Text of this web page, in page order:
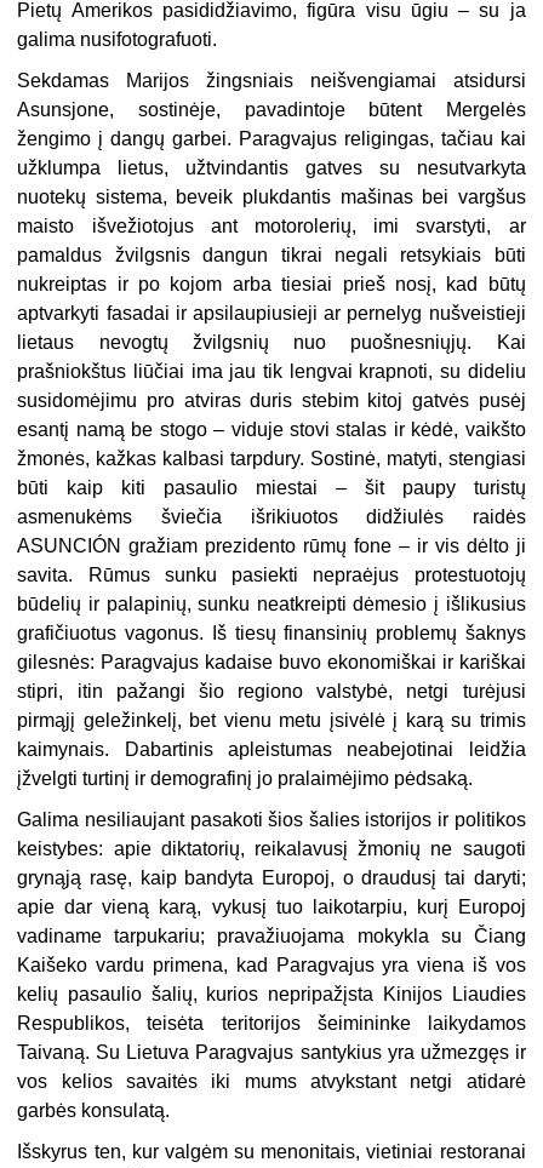
Pietų Amerikos pasididžiavimo, figūra visu ūgiu – su ja
galima nusifotografuoti.
Sekdamas Marijos žingsniais neišvengiamai atsidursi
Asunsjone, sostinėje, pavadintoje būtent Mergelės
žengimo į dangų garbei. Paragvajus religingas, tačiau kai
užklumpa lietus, užtvindantis gatves su nesutvarkyta
nuotekų sistema, beveik plukdantis mašinas bei vargšus
maisto išvežiotojus ant motorolerių, imi svarstyti, ar
pamaldus žvilgsnis dangun tikrai negali retsykiais būti
nukreiptas ir po kojom arba tiesiai prieš nosį, kad būtų
aptvarkyti fasadai ir apsilaupiusieji ar pernelyg nušveistieji
lietaus nevogtų žvilgsnių nuo puošnesniųjų. Kai
prašniokštus liūčiai ima jau tik lengvai krapnoti, su dideliu
susidomėjimu pro atviras duris stebim kitoj gatvės pusėj
esantį namą be stogo – viduje stovi stalas ir kėdė, vaikšto
žmonės, kažkas kalbasi tarpdury. Sostinė, matyti, stengiasi
būti kaip kiti pasaulio miestai – šit paupy turistų
asmenukėms šviečia išrikiuotos didžiulės raidės
ASUNCIÓN gražiam prezidento rūmų fone – ir vis dėlto ji
savita. Rūmus sunku pasiekti nepraėjus protestuotojų
būdelių ir palapinių, sunku neatkreipti dėmesio į išlikusius
grafičiuotus vagonus. Iš tiesų finansinių problemų šaknys
gilesnės: Paragvajus kadaise buvo ekonomiškai ir kariškai
stipri, itin pažangi šio regiono valstybė, netgi turėjusi
pirmąjį geležinkelį, bet vienu metu įsivėlė į karą su trimis
kaimynais. Dabartinis apleistumas neabejotinai leidžia
įžvelgti turtinį ir demografinį jo pralaimėjimo pėdsaką.
Galima nesiliaujant pasakoti šios šalies istorijos ir politikos
keistybes: apie diktatorių, reikalavusį žmonių ne saugoti
grynąją rasę, kaip bandyta Europoj, o draudusį tai daryti;
apie dar vieną karą, vykusį tuo laikotarpiu, kurį Europoj
vadiname tarpukariu; pravažiuojama mokykla su Čiang
Kaišeko vardu primena, kad Paragvajus yra viena iš vos
kelių pasaulio šalių, kurios nepripažįsta Kinijos Liaudies
Respublikos, teisėta teritorijos šeimininke laikydamos
Taivaną. Su Lietuva Paragvajus santykius yra užmezgęs ir
vos kelios savaitės iki mums atvykstant netgi atidarė
garbės konsulatą.
Išskyrus ten, kur valgėm su menonitais, vietiniai restoranai